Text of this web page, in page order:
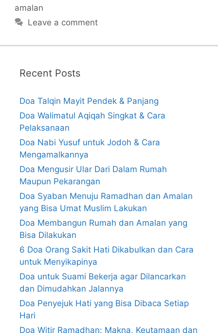
amalan
Leave a comment
Recent Posts
Doa Talqin Mayit Pendek & Panjang
Doa Walimatul Aqiqah Singkat & Cara
Pelaksanaan
Doa Nabi Yusuf untuk Jodoh & Cara
Mengamalkannya
Doa Mengusir Ular Dari Dalam Rumah
Maupun Pekarangan
Doa Syaban Menuju Ramadhan dan Amalan
yang Bisa Umat Muslim Lakukan
Doa Membangun Rumah dan Amalan yang
Bisa Dilakukan
6 Doa Orang Sakit Hati Dikabulkan dan Cara
untuk Menyikapinya
Doa untuk Suami Bekerja agar Dilancarkan
dan Dimudahkan Jalannya
Doa Penyejuk Hati yang Bisa Dibaca Setiap
Hari
Doa Witir Ramadhan: Makna, Keutamaan dan